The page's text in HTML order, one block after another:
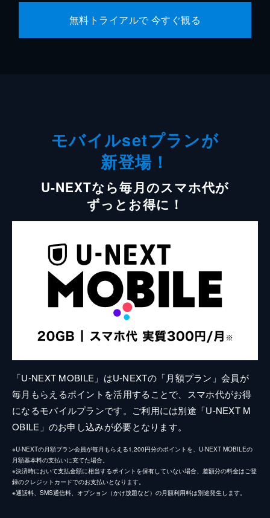
無料トライアルで 今すぐ観る
モバイルsetプランが
新登場！
U-NEXTなら毎月のスマホ代が
ずっとお得に！
「U-NEXT MOBILE」はU-NEXTの「月額プラン」会員が
毎月もらえるポイントを活用することで、スマホ代がお得
になるモバイルプランです。ご利用には別途「U-NEXT M
OBILE」のお申し込みが必要となります。
※U-NEXTの月額プラン会員が毎月もらえる1,200円分のポイントを、U-NEXT MOBILEの
月額基本料の支払いに充てた場合。
※決済時において支払金額に相当するポイントを保有していない場合、差額分の料金はご登
録のクレジットカードでのお支払いとなります。
※通話料、SMS通信料、オプション（かけ放題など）の月額利用料は別途発生します。